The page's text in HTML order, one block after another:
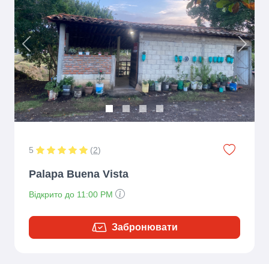
Previous Next
5 (2)
Palapa Buena Vista
Відкрито до 11:00 PM
Забронювати